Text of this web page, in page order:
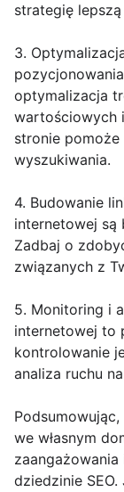
strategię
3.
optymalizacja
wartościowych
stronie
wyszukiwania.
4. Budowanie
internetowej są
Zadbaj o
związanych z
5. Monitoring i
internetowej to
kontrolowanie
analiza ruchu
we własnym
zaangażowania
dziedzinie